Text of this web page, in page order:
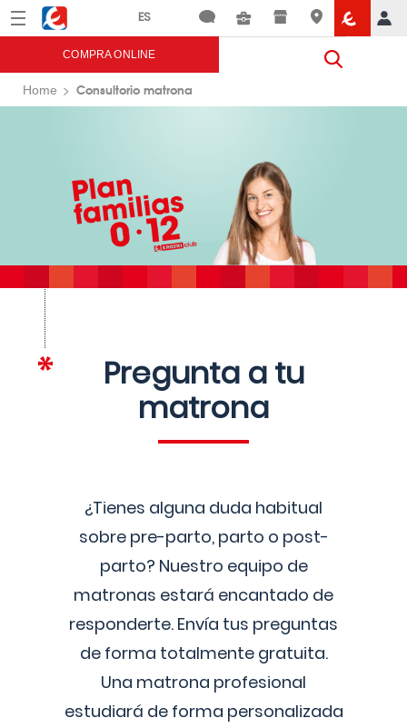
Menú Eroski
COMPRA ONLINE
Home Consultorio matrona
Pregunta a tu
matrona
¿Tienes alguna duda habitual
sobre pre-parto, parto o post-
parto? Nuestro equipo de
matronas estará encantado de
responderte. Envía tus preguntas
de forma totalmente gratuita.
Una matrona profesional
estudiará de forma personalizada